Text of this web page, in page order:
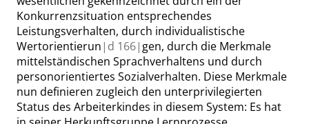
Konkurrenzsituation entsprechendes
Leistungsverhalten, durch individualistische
Wertorientierun | d 166| gen, durch die Merkmale
mittelständischen Sprachverhaltens und durch
personorientiertes Sozialverhalten. Diese Merkmale
nun definieren zugleich den unterprivilegierten
Status des Arbeiterkindes in diesem System: Es hat